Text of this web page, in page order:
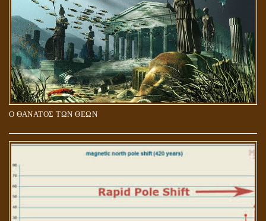
Ο ΘΑΝΑΤΟΣ ΤΩΝ ΘΕΩΝ